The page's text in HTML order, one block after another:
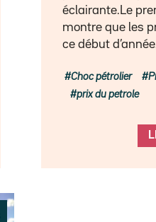
éclairante.Le
montre que les
ce début
Choc pétrolier
prix du petrole